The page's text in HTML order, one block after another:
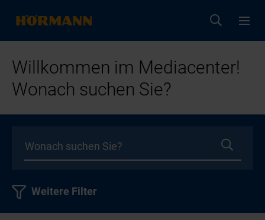
Willkommen im Mediacenter!
Wonach suchen Sie?
Weitere Filter